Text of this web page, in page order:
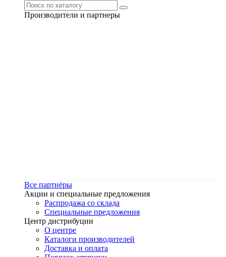
Производители и партнеры
Все партнёры
Акции и специальные предложения
Распродажа со склада
Специальные предложения
Центр дистрибуции
О центре
Каталоги производителей
Доставка и оплата